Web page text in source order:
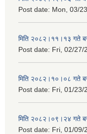
Post date: Mon, 03/
मिति २०८२।११।१३ गते
Post date: Fri, 02/27/
मिति २०८२।१०।०८ गते
Post date: Fri, 01/23/
मिति २०८२।०९।२४ गते
Post date: Fri, 01/09/